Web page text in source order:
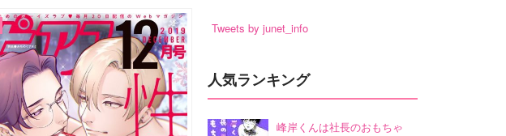
Tweets by junet_info
人気ランキング
峰岸くんは社長のおもちゃ